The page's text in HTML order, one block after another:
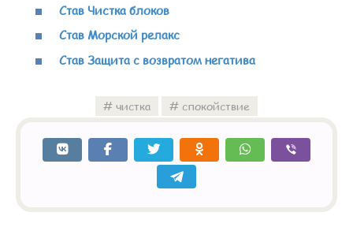
Став Чистка блоков
Став Морской релакс
Став Защита с возвратом негатива
чистка спокойствие